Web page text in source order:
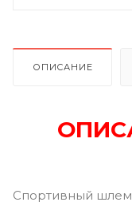
ОПИСАНИЕ
Спортивный